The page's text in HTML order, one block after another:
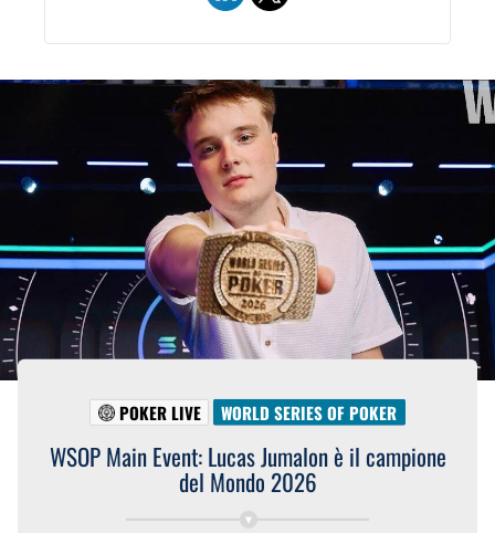
POKER LIVE WORLD SERIES OF POKER
WSOP Main Event: Lucas Jumalon è il campione
del Mondo 2026